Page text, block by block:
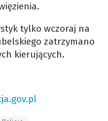
tylko wczoraj na
zatrzymano
kierujących.